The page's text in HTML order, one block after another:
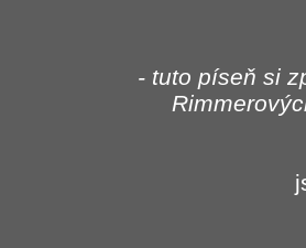
- tuto píseň si